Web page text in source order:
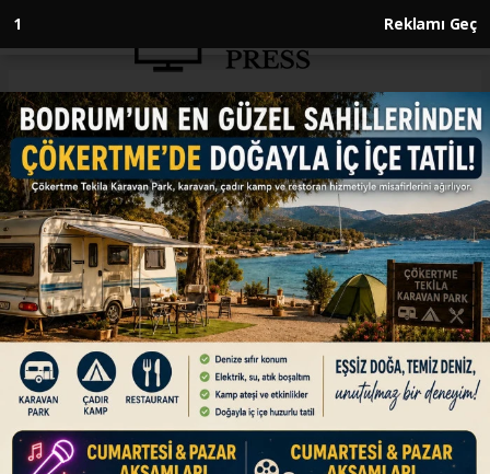
Anasayfa TEKNOLOJİ
Arama kurtarmada TSK'ya milli
sistem desteği
TEKNOLOJİ
03.01.2025 - 14:38, Güncelleme: 03.01.2025 - 14:38
Türk savunma sanayisi firması STM tarafından
yerli ve milli imkanlarla geliştiren, 6 Şubat
depremlerinde 50'den fazla vatandaşın enkaz
altından sağ olarak çıkarılmasını sağlayan STM
Duvar Arkası Radar (DAR) cihazının yeni